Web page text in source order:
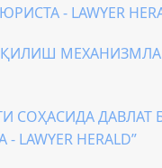
- LAWYER
СОҲАСИДА
HERALD”